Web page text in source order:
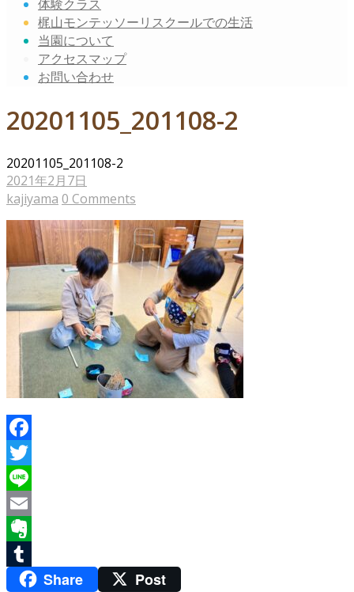
体験クラス
梶山モンテッソーリスクールでの生活
当園について
アクセスマップ
お問い合わせ
20201105_201108-2
20201105_201108-2
2021年2月7日
kajiyama 0 Comments
Facebook
Twitter
Line
Email
Evernote
TumblrShare Post